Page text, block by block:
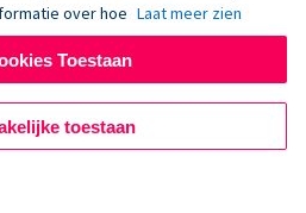
Event on Donorbox
over hoe Laat meer zien
Toestaan
toestaan